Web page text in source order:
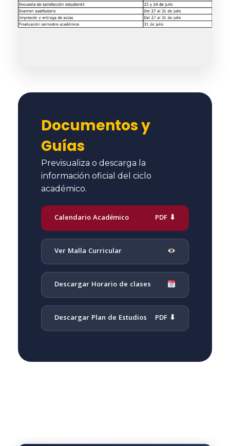
Documentos y
Guías
Previsualiza o descarga la
información oficial del ciclo
académico.
Calendario Académico PDF ⬇
Ver Malla Curricular
Descargar Horario de clases
Descargar Plan de Estudios PDF ⬇